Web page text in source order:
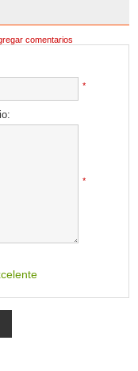
comentarios
*
*